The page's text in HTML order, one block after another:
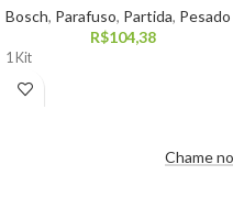
Bosch, Parafuso, Partida, Pesado
R$104,38
1 Kit
Chame